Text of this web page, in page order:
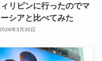
リピンに行ったのでマ
シアと比べてみた
年3月30日